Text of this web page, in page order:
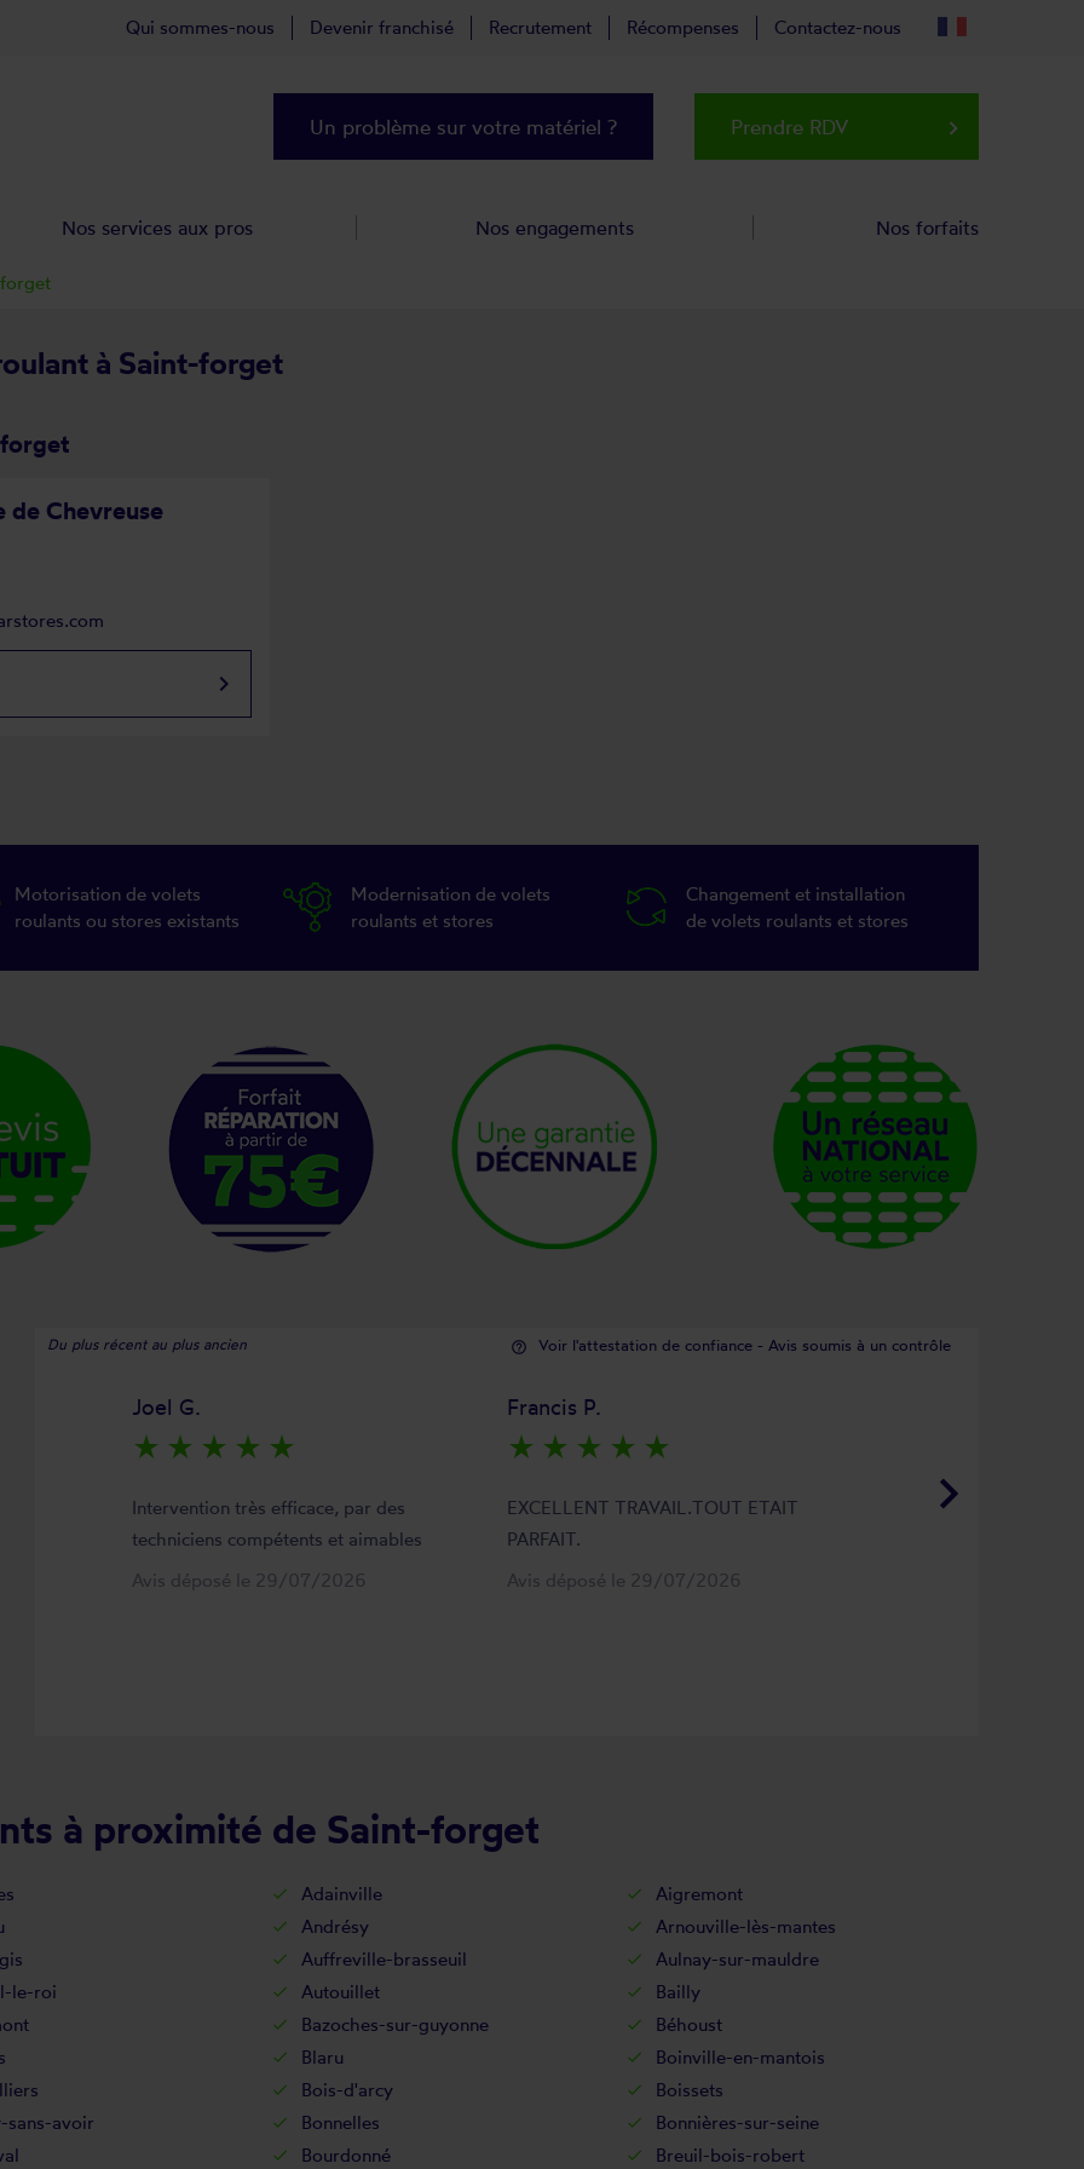
à Saint-forget
de Chevreuse
keyboard_arrow_right
Motorisation de volets
roulants ou stores existants
Modernisation de volets
roulants et stores
Changement et installation
de volets roulants et stores
Du plus récent au plus ancien help_outline Voir l'attestation de confiance - Avis soumis à un contrôle
keyboard_arrow_right
Joel G.
star_rate star_rate star_rate star_rate star_rate
Intervention très efficace, par des
techniciens compétents et aimables
Avis déposé le 29/07/2026
Francis P.
star_rate star_rate star_rate star_rate star_rate
EXCELLENT TRAVAIL.TOUT ETAIT
PARFAIT.
Avis déposé le 29/07/2026
à proximité de Saint-forget
Adainville
Aigremont
Andrésy
Arnouville-lès-mantes
Auffreville-brasseuil
Aulnay-sur-mauldre
le-roi Autouillet
Bailly
Bazoches-sur-guyonne
Béhoust
Blaru
Boinville-en-mantois
Bois-d'arcy
Boissets
sans-avoir Bonnelles
Bonnières-sur-seine
Bourdonné
Breuil-bois-robert
Qui sommes-nous Devenir franchisé Recrutement Récompenses Contactez-nous
Un problème sur votre matériel ? Prendre RDV keyboard_arrow_right
Nos services aux pros Nos engagements Nos forfaits